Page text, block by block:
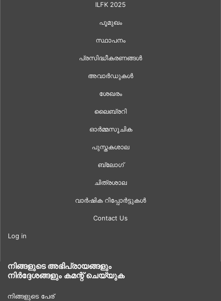
ILFK 2025
പൂമുഖം
സ്ഥാപനം
പ്രസിദ്ധീകരണങ്ങൾ
അവാർഡുകൾ
ശേഖരം
ലൈബ്രറി
ഓർമ്മസൂചിക
പുസ്തകശാല
ബ്ലോഗ്
ചിത്രശാല
വാർഷിക റിപ്പോർട്ടുകൾ
Contact Us
Log in
നിങ്ങളുടെ അഭിപ്രായങ്ങളും
നിർദ്ദേശങ്ങളും കമന്റ് ചെയ്യുക
നിങ്ങളുടെ പേര്